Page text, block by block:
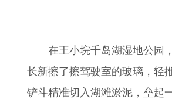
在王小垸千岛湖湿地公园
长新擦了擦驾驶室的玻璃，轻
铲斗精准切入湖滩淤泥，垒起